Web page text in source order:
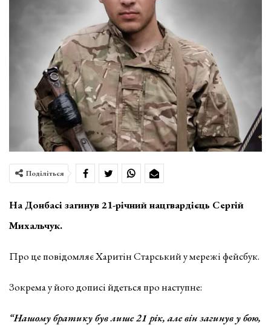
Поділіться
На Донбасі загинув 21-річний нацгвардієць Сергій
Михальчук.
Про це повідомляє Харитін Старський у мережі фейсбук.
Зокрема у його дописі йдеться про наступне:
“Нашому братику був лише 21 рік, але він загинув у бою,